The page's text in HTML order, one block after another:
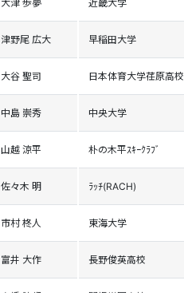
大津 歩夢 近畿大学
津野尾 広大 早稲田大学
大谷 聖司 日本体育大学荏原高校
中島 崇秀 中央大学
山越 涼平 朴の木平ｽｷｰｸﾗﾌﾞ
佐々木 明 ﾗｯﾁ(RACH)
市村 柊人 東海大学
富井 大作 長野俊英高校
高橋 陸都 関根学園高校